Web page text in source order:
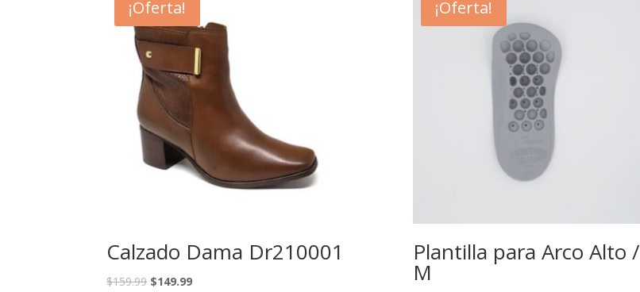
¡Oferta!
Calzado Dama Dr210001
$159.99 $149.99
¡Oferta!
Plantilla para Arco Alto /
M